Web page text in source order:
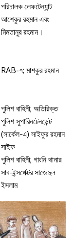
পরিচালক লেফটেন্যান্ট
আশেকুর রহমান এবং
মিমতানুর রহমান।
RAB-৭; মাশকুর রহমান
পুলিশ বাহিনী; অতিরিক্ত
পুলিশ সুপারিনটেনডেন্ট
(সার্কেল-এ) সাইফুর রহমান
সাইফ
পুলিশ বাহিনী; গাংনি থানার
সাব-ইন্সপেক্টর সাজেদুল
ইসলাম